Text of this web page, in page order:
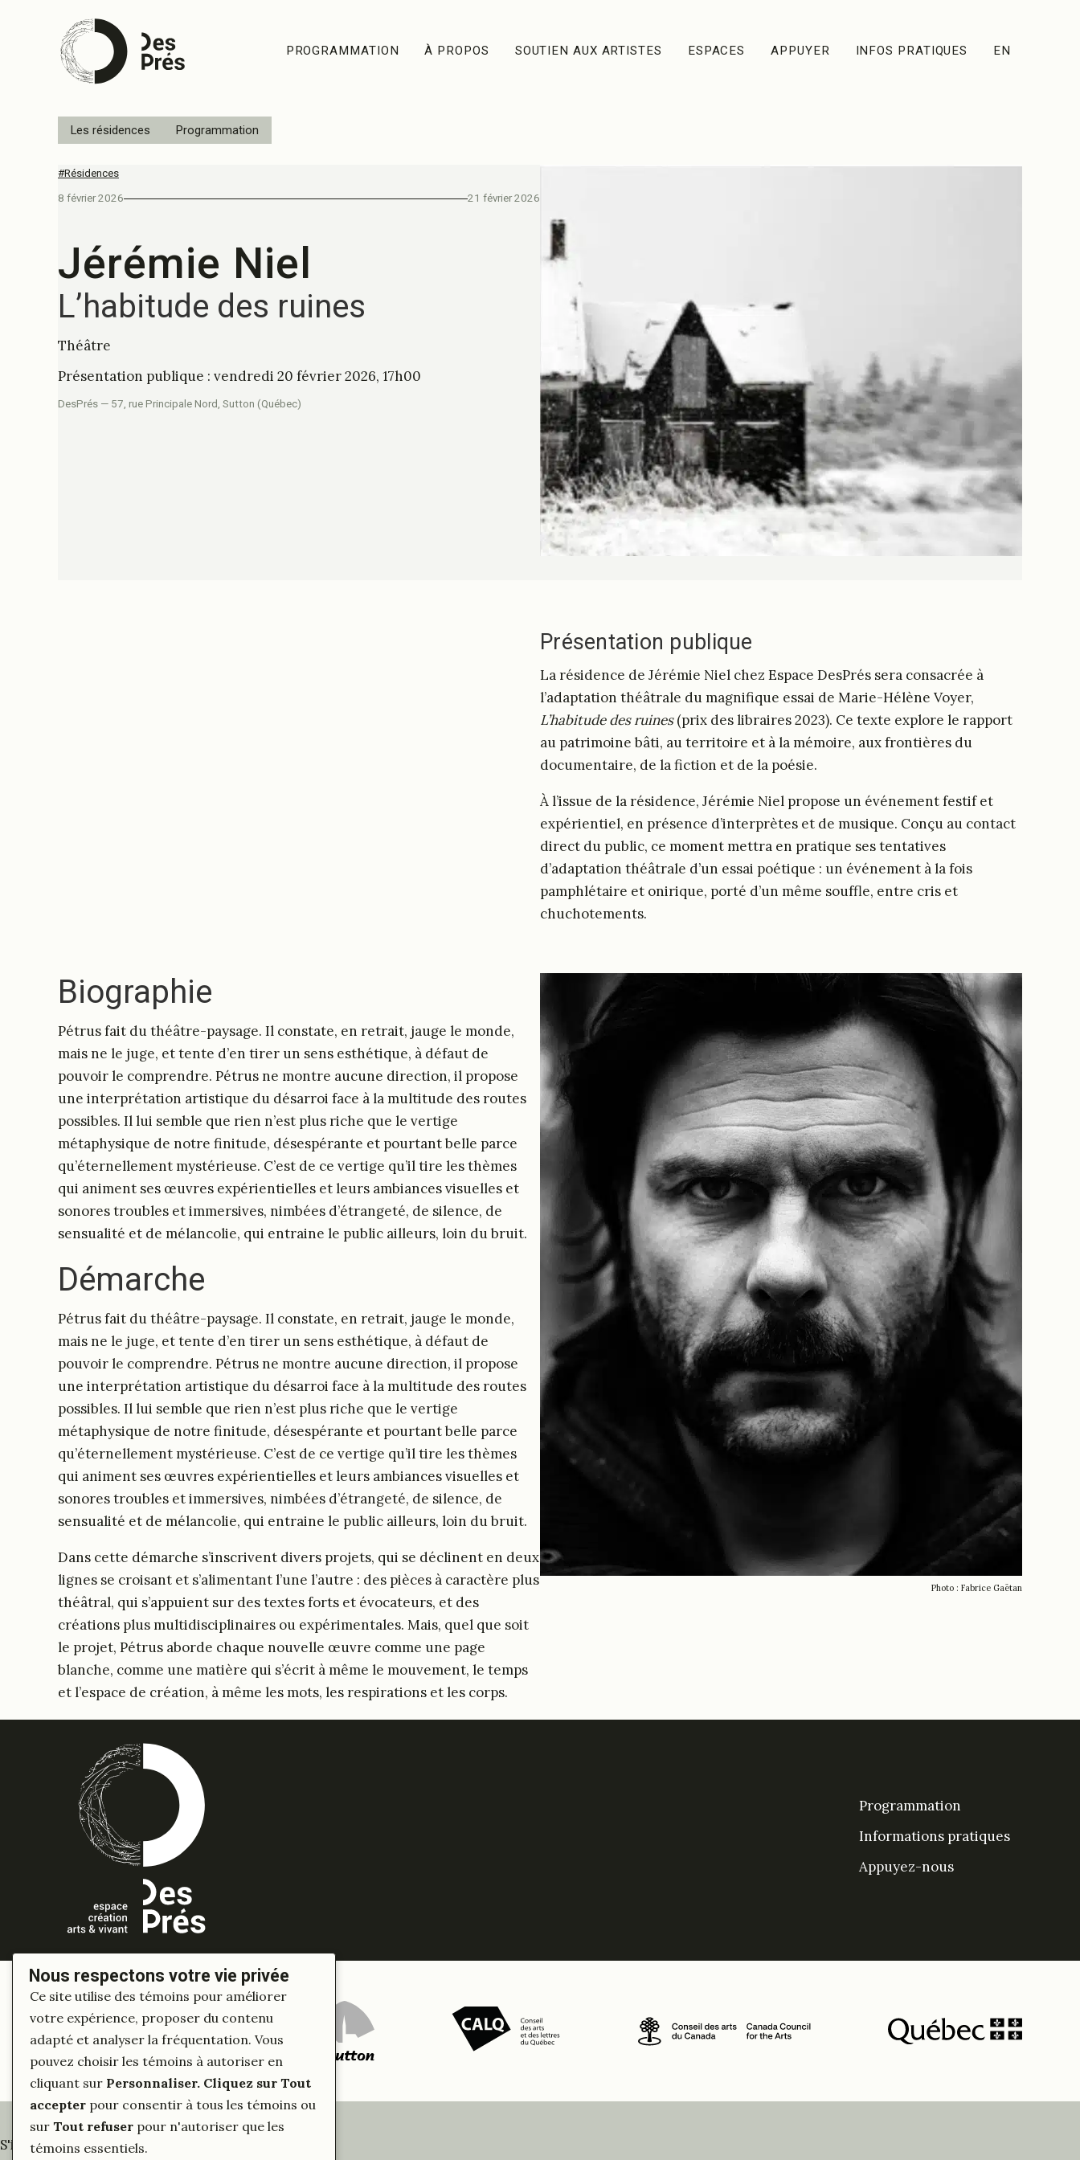
PROGRAMMATION À PROPOS SOUTIEN AUX ARTISTES ESPACES APPUYER INFOS PRATIQUES EN
Les résidences Programmation
#Résidences
8 février 2026 21 février 2026
Jérémie Niel
L’habitude des ruines
Théâtre
Présentation publique : vendredi 20 février 2026, 17h00
DesPrés — 57, rue Principale Nord, Sutton (Québec)
Présentation publique
La résidence de Jérémie Niel chez Espace DesPrés sera consacrée à
l’adaptation théâtrale du magnifique essai de Marie-Hélène Voyer,
L’habitude des ruines(prix des libraires 2023). Ce texte explore le rapport
au patrimoine bâti, au territoire et à la mémoire, aux frontières du
documentaire, de la fiction et de la poésie.
À l’issue de la résidence, Jérémie Niel propose un événement festif et
expérientiel, en présence d’interprètes et de musique. Conçu au contact
direct du public, ce moment mettra en pratique ses tentatives
d’adaptation théâtrale d’un essai poétique : un événement à la fois
pamphlétaire et onirique, porté d’un même souffle, entre cris et
chuchotements.
Biographie
Pétrus fait du théâtre-paysage. Il constate, en retrait, jauge le monde,
mais ne le juge, et tente d’en tirer un sens esthétique, à défaut de
pouvoir le comprendre. Pétrus ne montre aucune direction, il propose
une interprétation artistique du désarroi face à la multitude des routes
possibles. Il lui semble que rien n’est plus riche que le vertige
métaphysique de notre finitude, désespérante et pourtant belle parce
qu’éternellement mystérieuse. C’est de ce vertige qu’il tire les thèmes
qui animent ses œuvres expérientielles et leurs ambiances visuelles et
sonores troubles et immersives, nimbées d’étrangeté, de silence, de
sensualité et de mélancolie, qui entraine le public ailleurs, loin du bruit.
Démarche
Pétrus fait du théâtre-paysage. Il constate, en retrait, jauge le monde,
mais ne le juge, et tente d’en tirer un sens esthétique, à défaut de
pouvoir le comprendre. Pétrus ne montre aucune direction, il propose
une interprétation artistique du désarroi face à la multitude des routes
possibles. Il lui semble que rien n’est plus riche que le vertige
métaphysique de notre finitude, désespérante et pourtant belle parce
qu’éternellement mystérieuse. C’est de ce vertige qu’il tire les thèmes
qui animent ses œuvres expérientielles et leurs ambiances visuelles et
sonores troubles et immersives, nimbées d’étrangeté, de silence, de
sensualité et de mélancolie, qui entraine le public ailleurs, loin du bruit.
Dans cette démarche s’inscrivent divers projets, qui se déclinent en deux
lignes se croisant et s’alimentant l’une l’autre : des pièces à caractère plus
théâtral, qui s’appuient sur des textes forts et évocateurs, et des
créations plus multidisciplinaires ou expérimentales. Mais, quel que soit
le projet, Pétrus aborde chaque nouvelle œuvre comme une page
blanche, comme une matière qui s’écrit à même le mouvement, le temps
et l’espace de création, à même les mots, les respirations et les corps.
Photo : Fabrice Gaëtan
Programmation
Informations pratiques
Appuyez-nous
S'inscrire à notre infolettre
Nous respectons votre vie privée
Ce site utilise des témoins pour améliorer
votre expérience, proposer du contenu
adapté et analyser la fréquentation. Vous
pouvez choisir les témoins à autoriser en
cliquant sur Personnaliser. Cliquez sur Tout
accepter pour consentir à tous les témoins ou
sur Tout refuser pour n'autoriser que les
témoins essentiels.